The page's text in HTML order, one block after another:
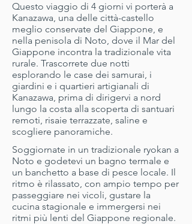
Questo viaggio di 4 giorni vi porterà a
Kanazawa, una delle città-castello
meglio conservate del Giappone, e
nella penisola di Noto, dove il Mar del
Giappone incontra la tradizionale vita
rurale. Trascorrete due notti
esplorando le case dei samurai, i
giardini e i quartieri artigianali di
Kanazawa, prima di dirigervi a nord
lungo la costa alla scoperta di santuari
remoti, risaie terrazzate, saline e
scogliere panoramiche.
Soggiornate in un tradizionale ryokan a
Noto e godetevi un bagno termale e
un banchetto a base di pesce locale. Il
ritmo è rilassato, con ampio tempo per
passeggiare nei vicoli, gustare la
cucina stagionale e immergersi nei
ritmi più lenti del Giappone regionale.